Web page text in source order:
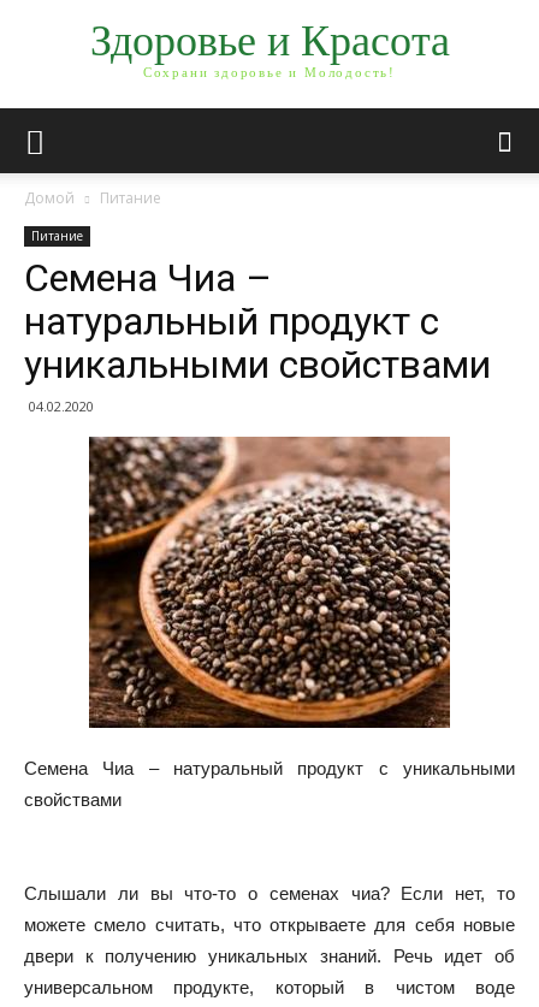
Здоровье и Красота
Сохрани здоровье и Молодость!
Домой Питание
Питание
Семена Чиа –
натуральный продукт с
уникальными свойствами
04.02.2020
Семена Чиа – натуральный продукт с уникальными
свойствами
Слышали ли вы что-то о семенах чиа? Если нет, то
можете смело считать, что открываете для себя новые
двери к получению уникальных знаний. Речь идет об
универсальном продукте, который в чистом воде